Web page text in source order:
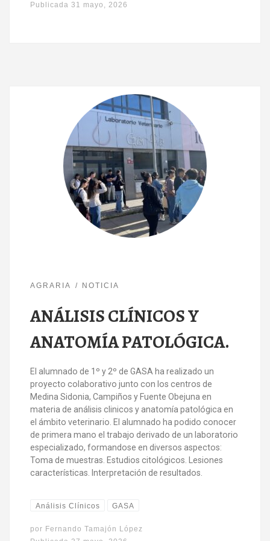
Publicada 31 mayo, 2026
AGRARIA NOTICIA
ANÁLISIS CLÍNICOS Y
ANATOMÍA PATOLÓGICA.
El alumnado de 1º y 2º de GASA ha realizado un
proyecto colaborativo junto con los centros de
Medina Sidonia, Campiños y Fuente Obejuna en
materia de análisis clinicos y anatomía patológica en
el ámbito veterinario. El alumnado ha podido conocer
de primera mano el trabajo derivado de un laboratorio
especializado, formandose en diversos aspectos:
Toma de muestras. Estudios citológicos. Lesiones
características. Interpretación de resultados.
Análisis Clínicos GASA
por Fernando Tamajón López